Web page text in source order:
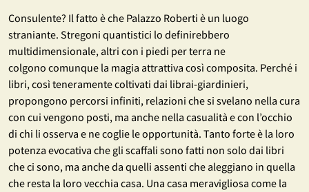
Consulente? Il fatto è che Palazzo Roberti è un luogo
straniante. Stregoni quantistici lo definirebbero
multidimensionale, altri con i piedi per terra ne
colgono comunque la magia attrattiva così composita. Perché i
libri, così teneramente coltivati dai librai-giardinieri,
propongono percorsi infiniti, relazioni che si svelano nella cura
con cui vengono posti, ma anche nella casualità e con l’occhio
di chi li osserva e ne coglie le opportunità. Tanto forte è la loro
potenza evocativa che gli scaffali sono fatti non solo dai libri
che ci sono, ma anche da quelli assenti che aleggiano in quella
che resta la loro vecchia casa. Una casa meravigliosa come la